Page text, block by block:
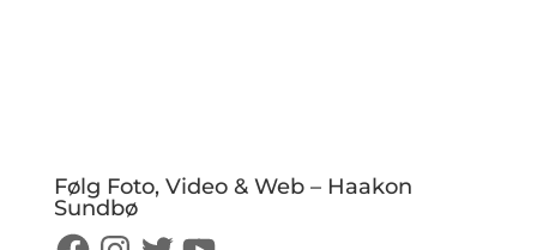
Følg Foto, Video & Web – Haakon
Sundbø
FacebookInstagram
TwitterYouTube